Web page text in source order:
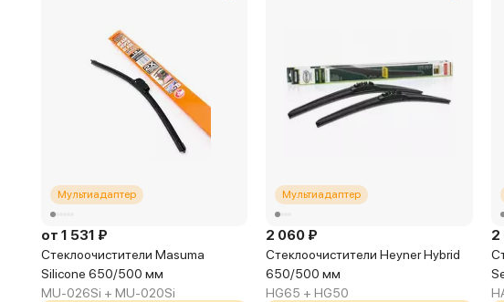
Мультиадаптер
от 1 531 ₽
Стеклоочистители Masuma
Silicone 650/500 мм
MU-026Si + MU-020Si
Мультиадаптер
2 060 ₽
Стеклоочистители Heyner Hybrid
650/500 мм
HG65 + HG50
2